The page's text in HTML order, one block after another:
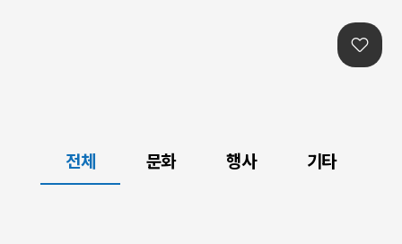
전체 문화 행사 기타